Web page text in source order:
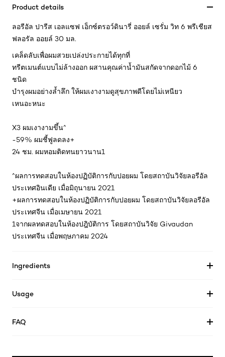
Product details
ลอรีอัล ปารีส เอลแซฟ เอ็กซ์ตรอว์ดินารี่ ออยล์ เซรั่ม วิท 6 พรีเชียส
ฟลอรัล ออยล์ 30 มล.
เคล็ดลับเพื่อผมสวยเปล่งประกายได้ทุกที่
ทรีตเมนต์แบบไม่ล้างออก ผสานคุณค่าน้ำมันสกัดจากดอกไม้ 6
ชนิด
บำรุงผมอย่างล้ำลึก ให้ผมเงางามดูสุขภาพดีโดยไม่เหนียว
เหนอะหนะ
X3 ผมเงางามขึ้น^
-59% ผมชี้ฟูลดลง+
24 ชม. ผมหอมติดทนยาวนาน1
^ผลการทดสอบในห้องปฏิบัติการกับปอยผม โดยสถาบันวิจัยลอรีอัล
ประเทศอินเดีย เมื่อมิถุนายน 2021
+ผลการทดสอบในห้องปฏิบัติการกับปอยผม โดยสถาบันวิจัยลอรีอัล
ประเทศจีน เมื่อเมษายน 2021
1จากผลทดสอบในห้องปฎิบัติการ โดยสถาบันวิจัย Givaudan
ประเทศจีน เมื่อพฤษภาคม 2024
Ingredients
Usage
FAQ